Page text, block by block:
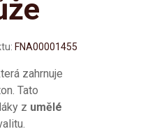
FNA00001455
zahrnuje
Tato
z umělé